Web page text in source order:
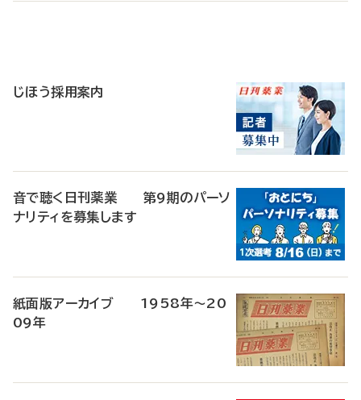
じほう採用案内
音で聴く日刊薬業 第9期のパーソ
ナリティを募集します
紙面版アーカイブ 1958年～20
09年